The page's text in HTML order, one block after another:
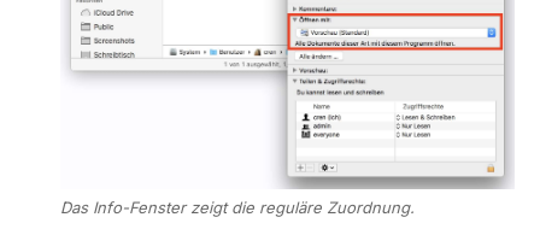
Das Info-Fenster zeigt die reguläre Zuordnung.